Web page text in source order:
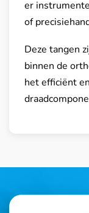
er
of
Deze tangen
binnen de
het efficiënt